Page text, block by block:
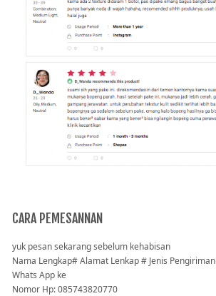
CARA PEMESANNAN
yuk pesan sekarang sebelum kehabisan
Nama Lengkap# Alamat Lenkap # Jenis
Whats App ke
Nomor Hp: 085743820770